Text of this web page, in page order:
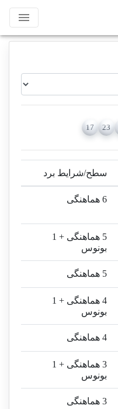
menu
17 23
سطح/شرایط برد
6 هماهنگی
5 هماهنگی + 1
بونوس
5 هماهنگی
4 هماهنگی + 1
بونوس
4 هماهنگی
3 هماهنگی + 1
بونوس
3 هماهنگی